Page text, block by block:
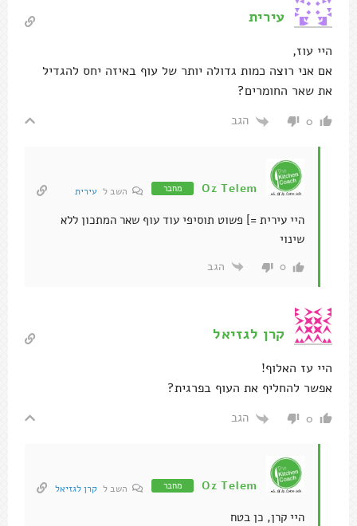
עירית
היי עוז,
אם אני רוצה כמות גדולה יותר של עוף באיזה יחס להגדיל
את שאר החומרים?
0 הגב
Oz Telem מחבר השב ל עירית
היי עירית =] פשוט תוסיפי עוד עוף שאר המתכון ללא
שינוי
0 הגב
קרן לגזיאל
היי עז האלוף!
אפשר להחליף את העוף בפרגית?
0 הגב
Oz Telem מחבר השב ל קרן לגזיאל
היי קרן, כן בטח